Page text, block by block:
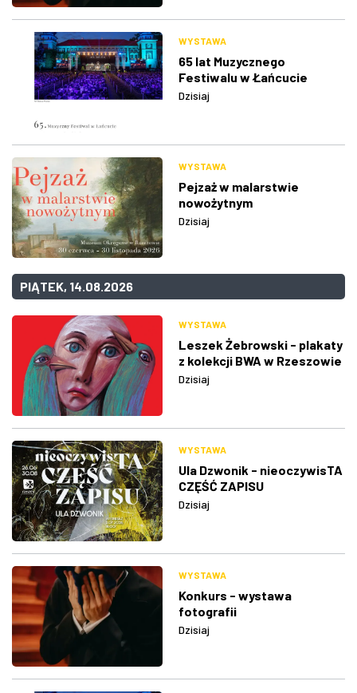
WYSTAWA
65 lat Muzycznego
Festiwalu w Łańcucie
Dzisiaj
WYSTAWA
Pejzaż w malarstwie
nowożytnym
Dzisiaj
PIĄTEK, 14.08.2026
WYSTAWA
Leszek Żebrowski - plakaty
z kolekcji BWA w Rzeszowie
Dzisiaj
WYSTAWA
Ula Dzwonik - nieoczywisTA
CZĘŚĆ ZAPISU
Dzisiaj
WYSTAWA
Konkurs - wystawa
fotografii
Dzisiaj